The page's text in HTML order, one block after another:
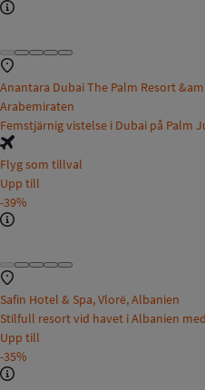
Anantara Dubai The Palm Resort
Arabemiraten
Femstjärnig vistelse i Dubai på Palm
Flyg som tillval
Upp till
-39%
Safin Hotel & Spa, Vlorë, Albanien
Stilfull resort vid havet i Albanien
Upp till
-35%